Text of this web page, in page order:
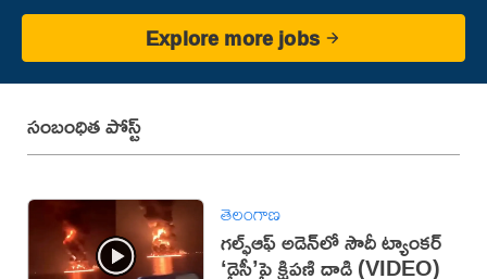
Explore more jobs
సంబంధిత పోస్ట్
తెలంగాణ
గల్ఫ్‌ఆఫ్‌ అడెన్‌లో సౌదీ ట్యాంకర్‌
‘డైసీ’పై క్షిపణి దాడి (VIDEO)